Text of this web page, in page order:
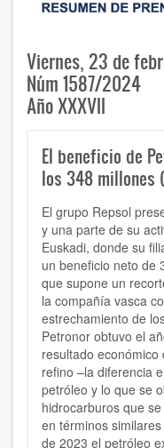
Viernes, 23 de
Núm 1587/2024
Año XXXVII
El beneficio de
los 348 millones
El grupo Repsol
y una parte de su
Euskadi, donde su
un beneficio neto de
que supone un
la compañía vasca
estrechamiento de
Petronor obtuvo el
resultado
refino –la diferencia
petróleo y lo que se
hidrocarburos que
en términos
de 2023 el petróleo